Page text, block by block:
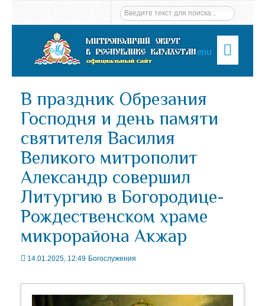
Menu
В праздник Обрезания
Господня и день памяти
святителя Василия
Великого митрополит
Александр совершил
Литургию в Богородице-
Рождественском храме
микрорайона Акжар
14.01.2025, 12:49 Богослужения